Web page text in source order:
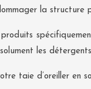
la
les
taie d’oreiller en